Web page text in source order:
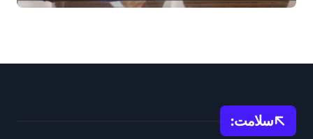
سلامت: